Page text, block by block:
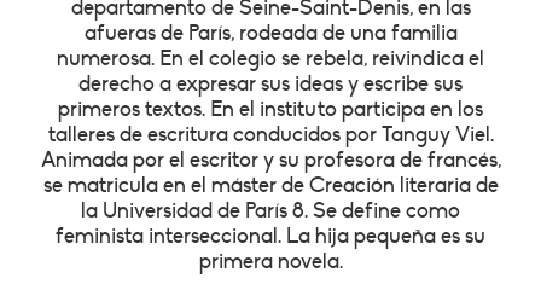
departamento de Seine-Saint-Denis, en las
afueras de París, rodeada de una familia
numerosa. En el colegio se rebela, reivindica el
derecho a expresar sus ideas y escribe sus
primeros textos. En el instituto participa en los
talleres de escritura conducidos por Tanguy Viel.
Animada por el escritor y su profesora de francés,
se matricula en el máster de Creación literaria de
la Universidad de París 8. Se define como
feminista interseccional. La hija pequeña es su
primera novela.